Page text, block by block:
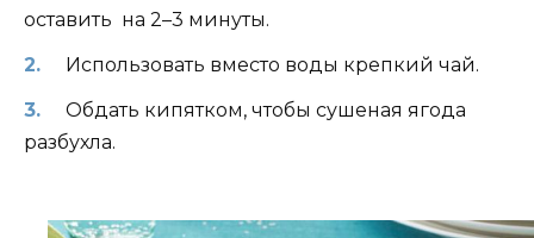
оставить на 2–3 минуты.
Использовать вместо воды крепкий чай.
Обдать кипятком, чтобы сушеная ягода
разбухла.